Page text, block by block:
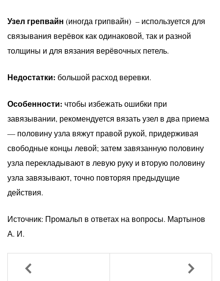
Узел грепвайн (иногда грипвайн) – используется для
связывания верёвок как одинаковой, так и разной
толщины и для вязания верёвочных петель.
Недостатки: большой расход веревки.
Особенности: чтобы избежать ошибки при
завязывании, рекомендуется вязать узел в два приема
— половину узла вяжут правой рукой, придерживая
свободные концы левой; затем завязанную половину
узла перекладывают в левую руку и вторую половину
узла завязывают, точно повторяя предыдущие
действия.
Источник: Промальп в ответах на вопросы. Мартынов
А. И.
Назад Вперед